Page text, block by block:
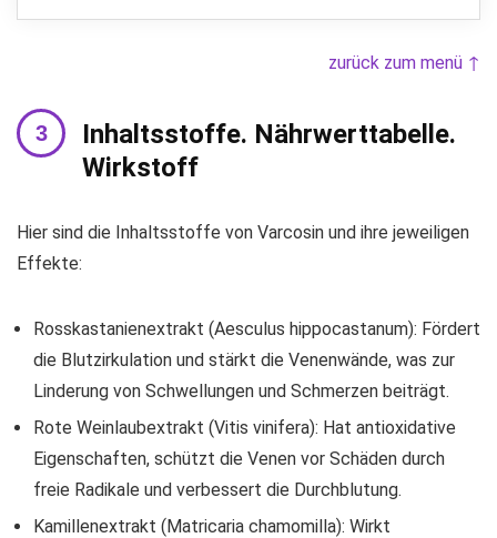
zurück zum menü ↑
Inhaltsstoffe. Nährwerttabelle.
Wirkstoff
Hier sind die Inhaltsstoffe von Varcosin und ihre jeweiligen
Effekte:
Rosskastanienextrakt (Aesculus hippocastanum): Fördert
die Blutzirkulation und stärkt die Venenwände, was zur
Linderung von Schwellungen und Schmerzen beiträgt.
Rote Weinlaubextrakt (Vitis vinifera): Hat antioxidative
Eigenschaften, schützt die Venen vor Schäden durch
freie Radikale und verbessert die Durchblutung.
Kamillenextrakt (Matricaria chamomilla): Wirkt